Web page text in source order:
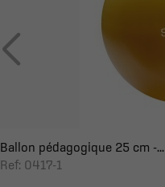
Ballon pédagogique 25 cm -...
Ref: 0417-1